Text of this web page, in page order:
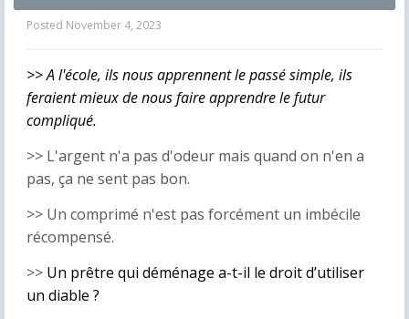
Posted November 4, 2023
>> A l'école, ils nous apprennent le passé simple, ils
feraient mieux de nous faire apprendre le futur
compliqué.
>> L'argent n'a pas d'odeur mais quand on n'en a
pas, ça ne sent pas bon.
>> Un comprimé n'est pas forcément un imbécile
récompensé.
>> Un prêtre qui déménage a-t-il le droit d’utiliser
un diable ?